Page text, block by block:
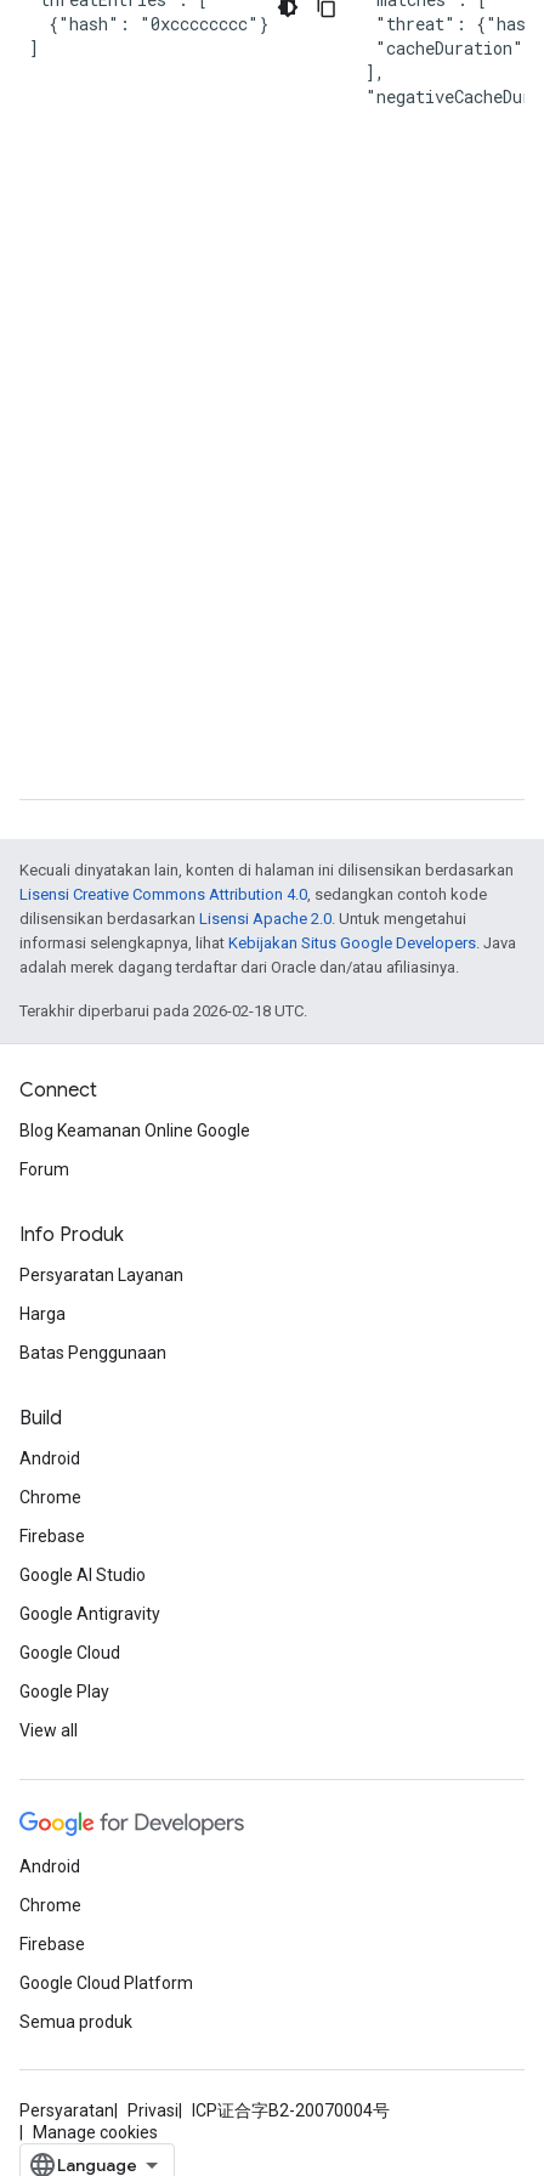
  {"hash": "0xcccccccc"}
]
"threat":
"cacheDuration":
],
Kecuali dinyatakan lain, konten di halaman ini dilisensikan berdasarkan
Lisensi Creative Commons Attribution 4.0, sedangkan contoh kode
dilisensikan berdasarkan Lisensi Apache 2.0. Untuk mengetahui
informasi selengkapnya, lihat Kebijakan Situs Google Developers. Java
adalah merek dagang terdaftar dari Oracle dan/atau afiliasinya.
Terakhir diperbarui pada 2026-02-18 UTC.
Connect
Blog Keamanan Online Google
Forum
Info Produk
Persyaratan Layanan
Harga
Batas Penggunaan
Build
Android
Chrome
Firebase
Google AI Studio
Google Antigravity
Google Cloud
Google Play
View all
Android
Chrome
Firebase
Google Cloud Platform
Semua produk
Persyaratan Privasi
ICP证合字B2-20070004号
Manage cookies